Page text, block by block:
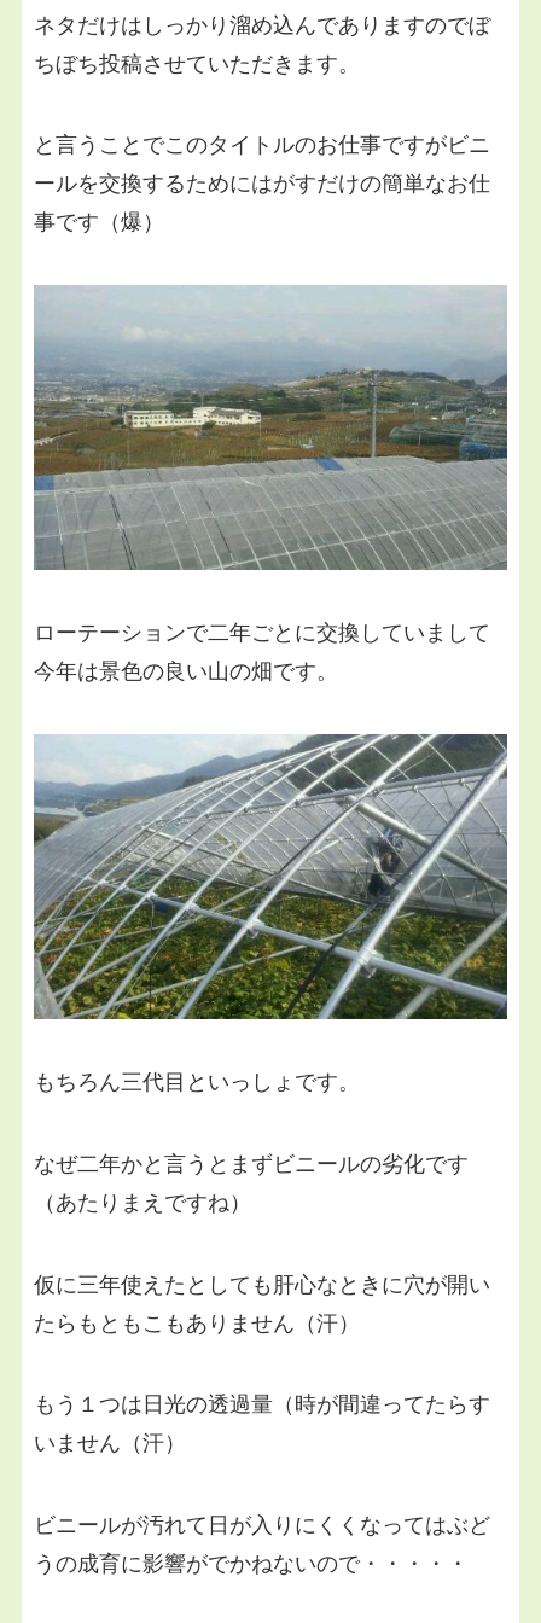
ネタだけはしっかり溜め込んでありますのでぼ
ちぼち投稿させていただきます。
と言うことでこのタイトルのお仕事ですがビニ
ールを交換するためにはがすだけの簡単なお仕
事です（爆）
ローテーションで二年ごとに交換していまして
今年は景色の良い山の畑です。
もちろん三代目といっしょです。
なぜ二年かと言うとまずビニールの劣化です
（あたりまえですね）
仮に三年使えたとしても肝心なときに穴が開い
たらもともこもありません（汗）
もう１つは日光の透過量（時が間違ってたらす
いません（汗）
ビニールが汚れて日が入りにくくなってはぶど
うの成育に影響がでかねないので・・・・・